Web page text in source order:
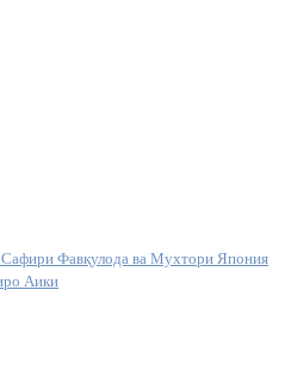
Фавқулода ва Мухтори Япония
Аики